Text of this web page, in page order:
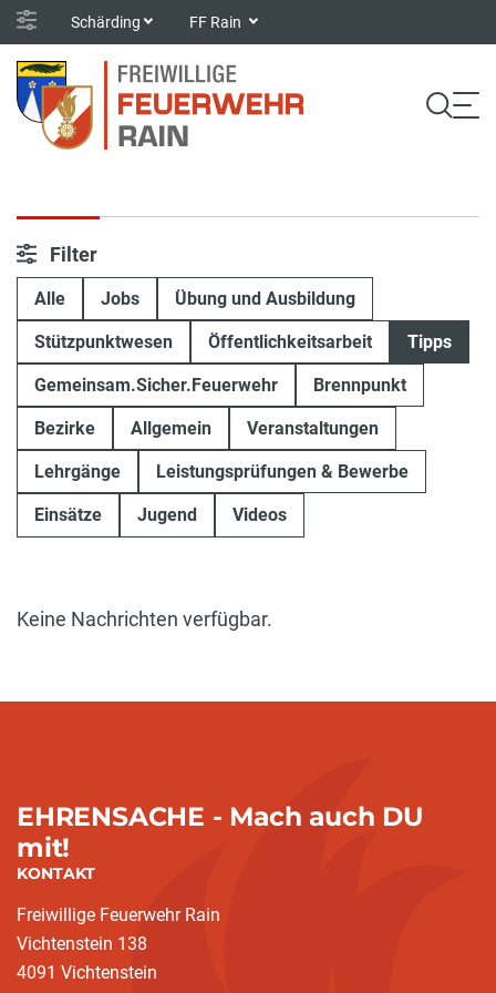
Schärding FF Rain
Filter
Alle Jobs Übung und Ausbildung
Stützpunktwesen Öffentlichkeitsarbeit Tipps
Gemeinsam.Sicher.Feuerwehr Brennpunkt
Bezirke Allgemein Veranstaltungen
Lehrgänge Leistungsprüfungen & Bewerbe
Einsätze Jugend Videos
Keine Nachrichten verfügbar.
EHRENSACHE - Mach auch DU
mit!
KONTAKT
Freiwillige Feuerwehr Rain
Vichtenstein 138
4091 Vichtenstein